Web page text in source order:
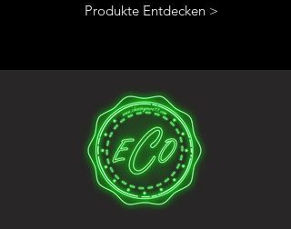
Produkte Entdecken >